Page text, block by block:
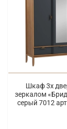
Шкаф 3х
зеркалом
серый 7012